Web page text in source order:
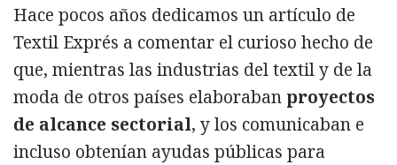
Hace pocos años dedicamos un artículo de
Textil Exprés a comentar el curioso hecho de
que, mientras las industrias del textil y de la
moda de otros países elaboraban proyectos
de alcance sectorial, y los comunicaban e
incluso obtenían ayudas públicas para